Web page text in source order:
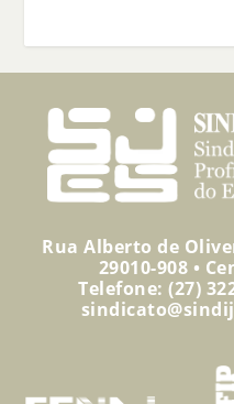
Rua Alberto de
29010-908 •
Telefone: (27)